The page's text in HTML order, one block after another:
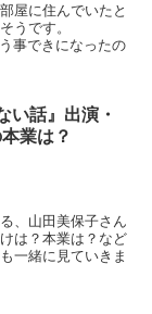
屋に住んでいたと
うです。
事できになったの
い話』出演・
業は？
、山田美保子さん
は？本業は？など
一緒に見ていきま